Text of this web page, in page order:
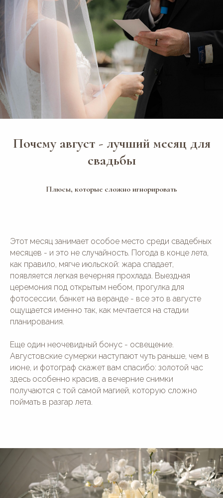
Почему август - лучший месяц для
свадьбы
Плюсы, которые сложно игнорировать
Этот месяц занимает особое место среди свадебных
месяцев - и это не случайность. Погода в конце лета,
как правило, мягче июльской: жара спадает,
появляется легкая вечерняя прохлада. Выездная
церемония под открытым небом, прогулка для
фотосессии, банкет на веранде - все это в августе
ощущается именно так, как мечтается на стадии
планирования.
Еще один неочевидный бонус - освещение.
Августовские сумерки наступают чуть раньше, чем в
июне, и фотограф скажет вам спасибо: золотой час
здесь особенно красив, а вечерние снимки
получаются с той самой магией, которую сложно
поймать в разгар лета.